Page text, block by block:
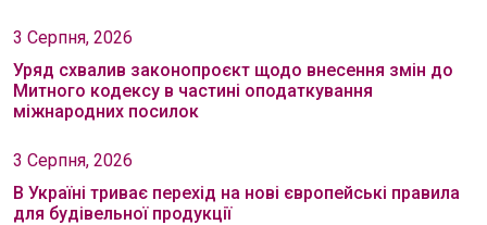
3 Серпня, 2026
Уряд схвалив законопроєкт щодо внесення змін до
Митного кодексу в частині оподаткування
міжнародних посилок
3 Серпня, 2026
В Україні триває перехід на нові європейські правила
для будівельної продукції